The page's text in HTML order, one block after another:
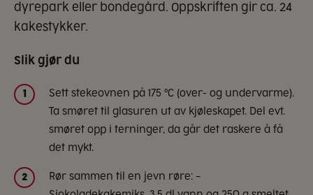
dyrepark eller bondegård. Oppskriften gir ca. 24
kakestykker.
Slik gjør du
1
Sett stekeovnen på 175 °C (over- og undervarme).
Ta smøret til glasuren ut av kjøleskapet. Del evt.
smøret opp i terninger, da går det raskere å få
det mykt.
2
Rør sammen til en jevn røre: –